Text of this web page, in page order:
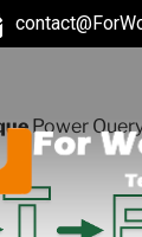
Power